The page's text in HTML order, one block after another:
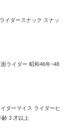
イダースナック スナッ
ライダー 昭和46年~48
ダーマイス ライダーヒ
齢 3 才以上